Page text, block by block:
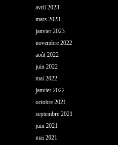
avril 2023
mars 2023
janvier 2023
novembre 2022
août 2022
juin 2022
mai 2022
janvier 2022
octobre 2021
septembre 2021
juin 2021
mai 2021